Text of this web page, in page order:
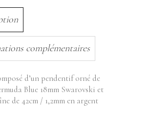
complémentaires
d’un pendentif orné de
Blue 18mm Swarovski et
de 42cm / 1,2mm en argent